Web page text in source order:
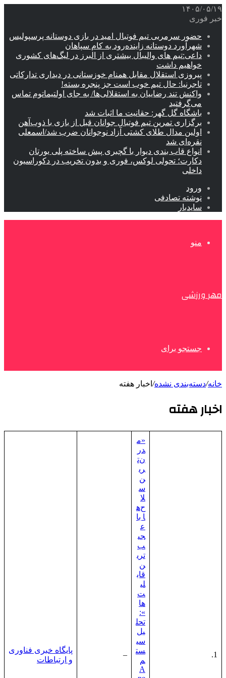
۱۴۰۵/۰۵/۱۹
خبر فوری
حضور سرمربی تیم فوتبال امید در بازی دوستانه پرسپولیس
شهرآورد دوستانه زاینده‌رود به کام سپاهان
داعی:تیم های والیبال بیشتری از البرز در لیگ‌های کشوری
خواهیم داشت
پیروزی استقلال مقابل همنام خوزستانی در دیداری تدارکاتی
تاجرنیا: حال تیم خوب است جز پنجره بسته!
واکنش تند رضاییان به استقلالی‌ها/ به جای اولتیماتوم تماس
می‌گرفتید
باشگاه گل گهر: حقانیت ما اثبات شد
برگزاری تمرین تیم فوتبال جوانان قبل از بازی با ذوب‌آهن
اولین مدال طلای کشتی آزاد نوجوانان ضرب شد/اسمعلی
نقره‌ای شد
انواع قاب بندی دیوار با گچبری پیش ساخته پلی یورتان
دکارت؛ تحولی لوکس، فوری و بدون تخریب در دکوراسیون
داخلی
ورود
نوشته تصادفی
سایدبار
منو
مهر ورزشی
جستجو برای
خانه/دسته‌بندی نشده/ اخبار هفته
اخبار هفته
1.
«م
در
ن‌ت
ری
ن
س
لا
ح‌ه
ا با
ع
جی
ب‌
تری
ن
قاب
لی
ت‌
ها
»:
تحل
یل
سی
ست
م
A
–
پایگاه خبری فناوری
و ارتباطات